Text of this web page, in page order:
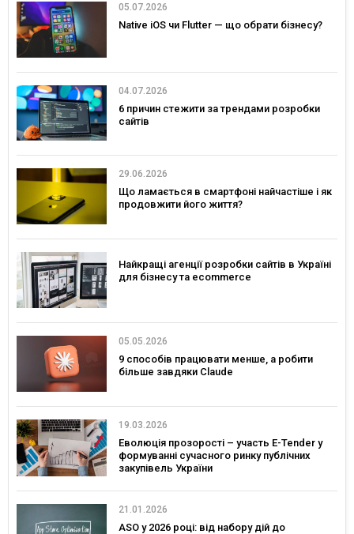
05.07.2026
Native iOS чи Flutter — що обрати бізнесу?
04.07.2026
6 причин стежити за трендами розробки
сайтів
29.06.2026
Що ламається в смартфоні найчастіше і як
продовжити його життя?
Найкращі агенції розробки сайтів в Україні
для бізнесу та ecommerce
05.05.2026
9 способів працювати менше, а робити
більше завдяки Claude
19.03.2026
Еволюція прозорості – участь E-Tender у
формуванні сучасного ринку публічних
закупівель України
21.01.2026
ASO у 2026 році: від набору дій до